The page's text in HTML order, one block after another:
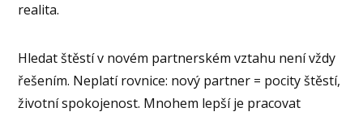
realita.
Hledat štěstí v novém partnerském vztahu není vždy
řešením. Neplatí rovnice: nový partner = pocity štěstí,
životní spokojenost. Mnohem lepší je pracovat